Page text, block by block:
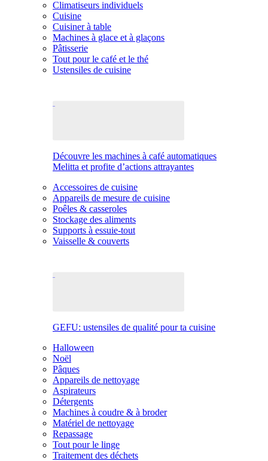
Climatiseurs individuels
Cuisine
Cuisiner à table
Machines à glace et à glaçons
Pâtisserie
Tout pour le café et le thé
Ustensiles de cuisine
Découvre les machines à café automatiques
Melitta et profite d’actions attrayantes
Accessoires de cuisine
Appareils de mesure de cuisine
Poêles & casseroles
Stockage des aliments
Supports à essuie-tout
Vaisselle & couverts
GEFU: ustensiles de qualité pour ta cuisine
Halloween
Noël
Pâques
Appareils de nettoyage
Aspirateurs
Détergents
Machines à coudre & à broder
Matériel de nettoyage
Repassage
Tout pour le linge
Traitement des déchets